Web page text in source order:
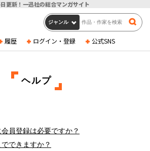
更新！ 一迅社の総合マンガサイト
履歴 ログイン・登録 公式SNS
ヘルプ
員登録は必要ですか？
できますか？